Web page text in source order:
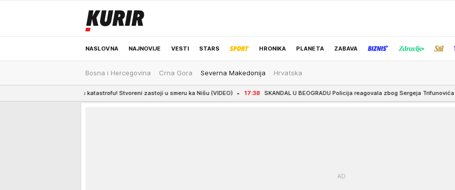
NASLOVNA NAJNOVIJE VESTI STARS HRONIKA PLANETA ZABAVA
ODRŽIVA BUDUĆNOST REGION NEWS IZBOR UREDNIKA
Bosna i Hercegovina Crna Gora Severna Makedonija Hrvatska
veću katastrofu! Stvoreni zastoji u smeru ka Nišu (VIDEO) 17:38 SKANDAL U BEOGRADU Policija reagovala zbog Sergeja Trifunovića i njegove Isidore: